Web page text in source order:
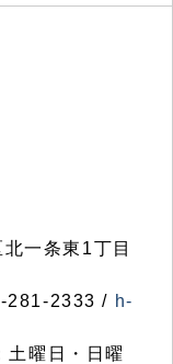
一条東1丁目
281-2333 / h-
曜日・日曜